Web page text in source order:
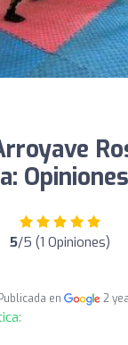
Opiniones
5/5 (1 Opiniones)
Publicada en 2